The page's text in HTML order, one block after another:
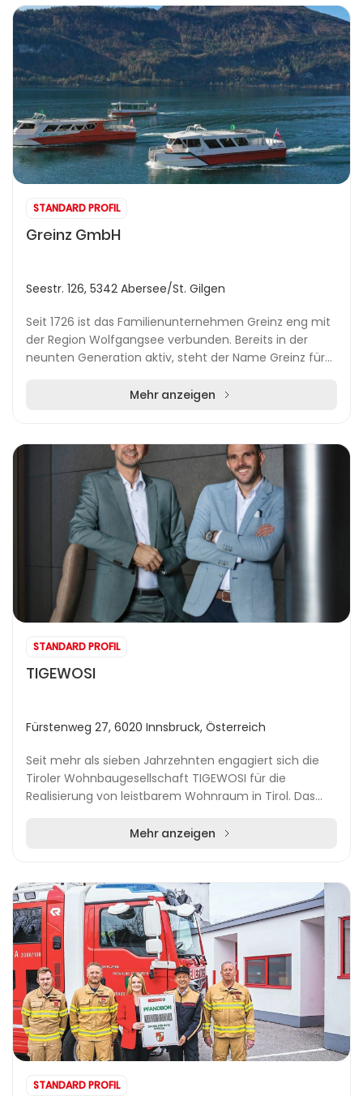
STANDARD PROFIL
Greinz GmbH
Seestr. 126, 5342 Abersee/St. Gilgen
Seit 1726 ist das Familienunternehmen Greinz eng mit
der Region Wolfgangsee verbunden. Bereits in der
neunten Generation aktiv, steht der Name Greinz für
Mehr anzeigen
STANDARD PROFIL
TIGEWOSI
Fürstenweg 27, 6020 Innsbruck, Österreich
Seit mehr als sieben Jahrzehnten engagiert sich die
Tiroler Wohnbaugesellschaft TIGEWOSI für die
Realisierung von leistbarem Wohnraum in Tirol. Das
Mehr anzeigen
STANDARD PROFIL